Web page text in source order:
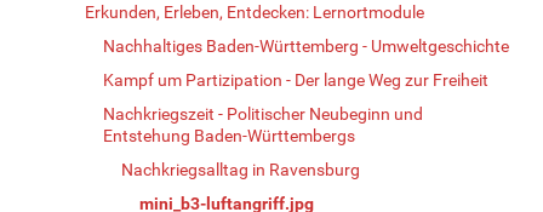
Erkunden, Erleben, Entdecken: Lernortmodule
Nachhaltiges Baden-Württemberg - Umweltgeschichte
Kampf um Partizipation - Der lange Weg zur Freiheit
Nachkriegszeit - Politischer Neubeginn und
Entstehung Baden-Württembergs
Nachkriegsalltag in Ravensburg
mini_b3-luftangriff.jpg